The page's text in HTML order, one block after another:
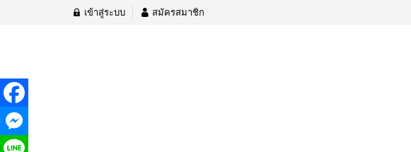
เข้าสู่ระบบ สมัครสมาชิก